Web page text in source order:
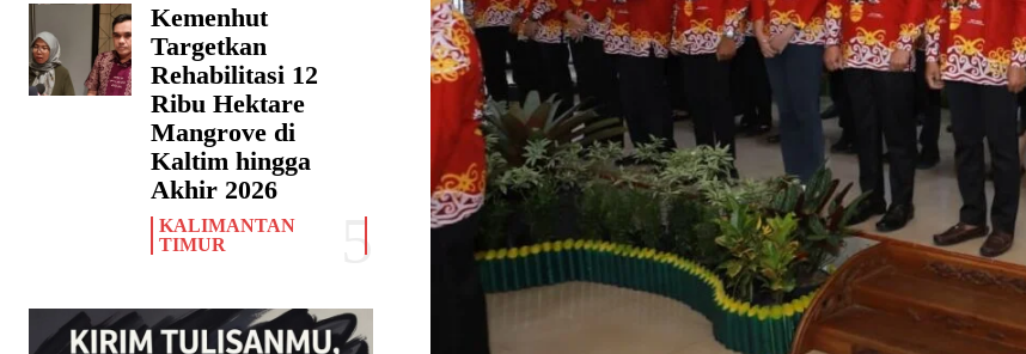
Kemenhut
Targetkan
Rehabilitasi 12
Ribu Hektare
Mangrove di
Kaltim hingga
Akhir 2026
KALIMANTAN
TIMUR